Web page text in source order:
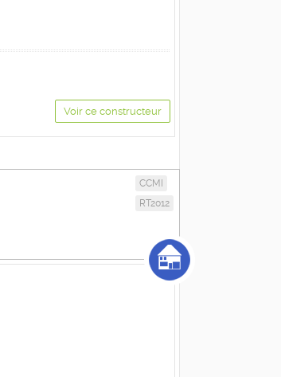
Voir ce constructeur
CCMI
RT2012